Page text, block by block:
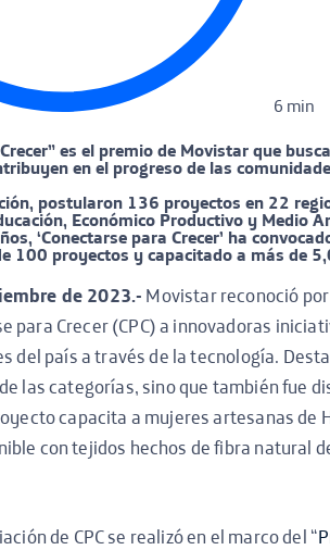
6 min
es el premio de Movistar que
en el progreso de las
postularon 136 proyectos en 22
Económico Productivo y Medio
‘Conectarse para Crecer’ ha
100 proyectos y capacitado a más de
de 2023.- Movistar reconoció
para Crecer (CPC) a innovadoras
del país a través de la tecnología.
las categorías, sino que también fue
capacita a mujeres artesanas de
con tejidos hechos de fibra natural
de CPC se realizó en el marco del “